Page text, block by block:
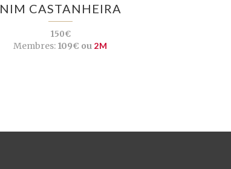
NIM CASTANHEIRA
150€
Membres: 109€ ou 2M